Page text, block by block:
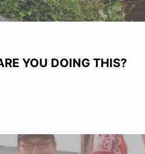
YOU DOING THIS?